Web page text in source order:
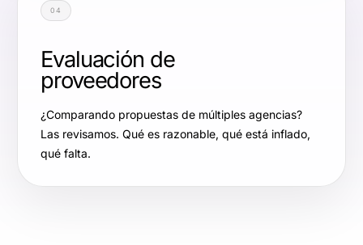
04
Evaluación de
proveedores
¿Comparando propuestas de múltiples agencias?
Las revisamos. Qué es razonable, qué está inflado,
qué falta.